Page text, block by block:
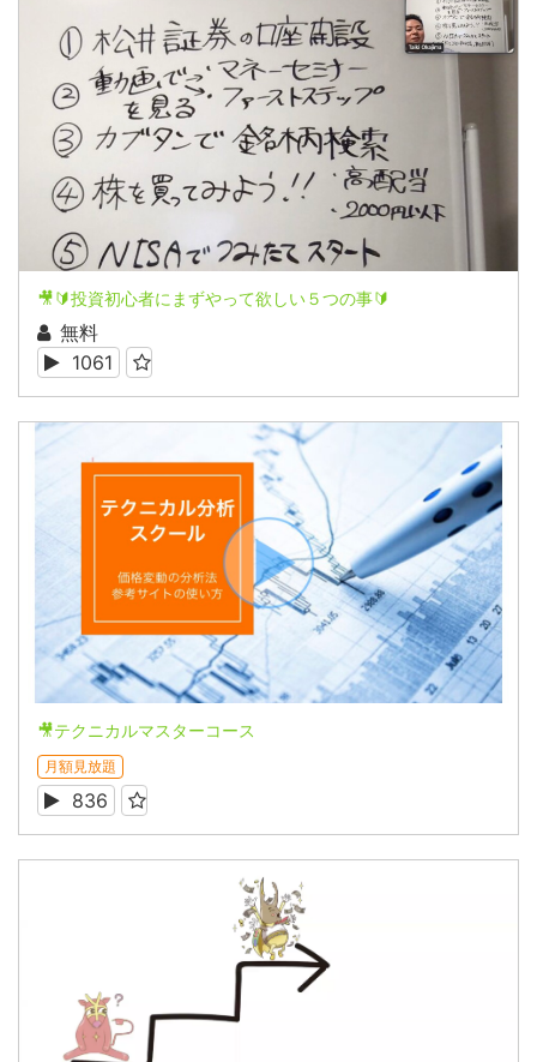
🎥🔰投資初心者にまずやって欲しい５つの事🔰
無料
1061
🎥テクニカルマスターコース
月額見放題
836